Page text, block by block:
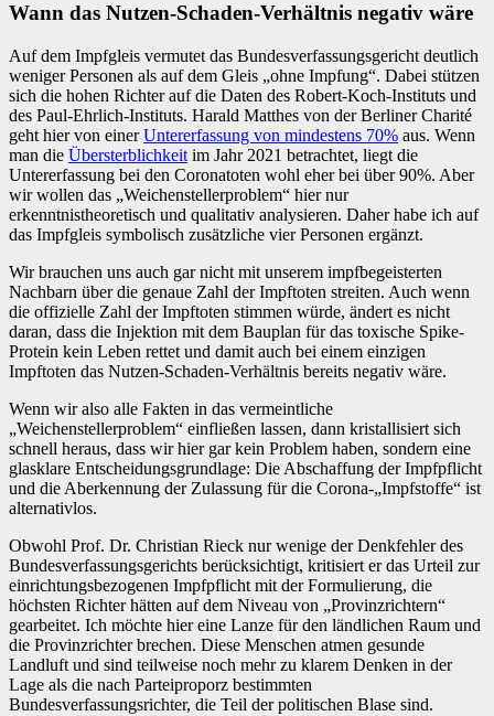
Wann das Nutzen-Schaden-Verhältnis negativ wäre
Auf dem Impfgleis vermutet das Bundesverfassungsgericht deutlich
weniger Personen als auf dem Gleis „ohne Impfung“. Dabei stützen
sich die hohen Richter auf die Daten des Robert-Koch-Instituts und
des Paul-Ehrlich-Instituts. Harald Matthes von der Berliner Charité
geht hier von einerUntererfassung von mindestens 70% aus. Wenn
man die Übersterblichkeit im Jahr 2021 betrachtet, liegt die
Untererfassung bei den Coronatoten wohl eher bei über 90%. Aber
wir wollen das „Weichenstellerproblem“ hier nur
erkenntnistheoretisch und qualitativ analysieren. Daher habe ich auf
das Impfgleis symbolisch zusätzliche vier Personen ergänzt.
Wir brauchen uns auch gar nicht mit unserem impfbegeisterten
Nachbarn über die genaue Zahl der Impftoten streiten. Auch wenn
die offizielle Zahl der Impftoten stimmen würde, ändert es nicht
daran, dass die Injektion mit dem Bauplan für das toxische Spike-
Protein kein Leben rettet und damit auch bei einem einzigen
Impftoten das Nutzen-Schaden-Verhältnis bereits negativ wäre.
Wenn wir also alle Fakten in das vermeintliche
„Weichenstellerproblem“ einfließen lassen, dann kristallisiert sich
schnell heraus, dass wir hier gar kein Problem haben, sondern eine
glasklare Entscheidungsgrundlage: Die Abschaffung der Impfpflicht
und die Aberkennung der Zulassung für die Corona-„Impfstoffe“ ist
alternativlos.
Obwohl Prof. Dr. Christian Rieck nur wenige der Denkfehler des
Bundesverfassungsgerichts berücksichtigt, kritisiert er das Urteil zur
einrichtungsbezogenen Impfpflicht mit der Formulierung, die
höchsten Richter hätten auf dem Niveau von „Provinzrichtern“
gearbeitet. Ich möchte hier eine Lanze für den ländlichen Raum und
die Provinzrichter brechen. Diese Menschen atmen gesunde
Landluft und sind teilweise noch mehr zu klarem Denken in der
Lage als die nach Parteiproporz bestimmten
Bundesverfassungsrichter, die Teil der politischen Blase sind.